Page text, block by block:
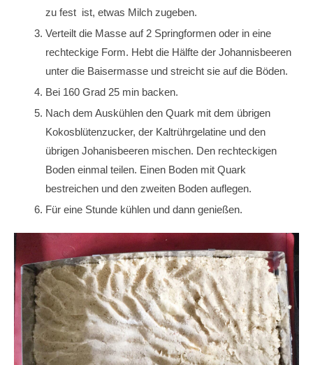
zu fest ist, etwas Milch zugeben.
Verteilt die Masse auf 2 Springformen oder in eine
rechteckige Form. Hebt die Hälfte der Johannisbeeren
unter die Baisermasse und streicht sie auf die Böden.
Bei 160 Grad 25 min backen.
Nach dem Auskühlen den Quark mit dem übrigen
Kokosblütenzucker, der Kaltrührgelatine und den
übrigen Johanisbeeren mischen. Den rechteckigen
Boden einmal teilen. Einen Boden mit Quark
bestreichen und den zweiten Boden auflegen.
Für eine Stunde kühlen und dann genießen.